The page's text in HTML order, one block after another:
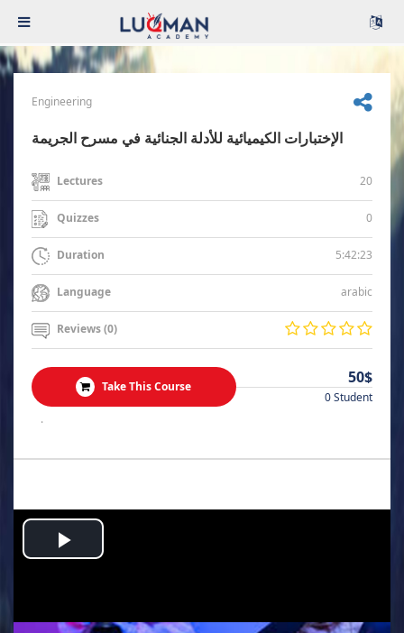
Engineering
الإختبارات الكيميائية للأدلة الجنائية في مسرح الجريمة
Lectures 20
Quizzes 0
Duration 5:42:23
Language arabic
Reviews (0)
Take This Course 50$
0 Student
.
Play